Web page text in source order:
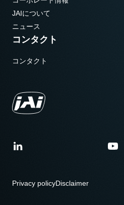
JAIについて
ニュース
コンタクト
コンタクト
Privacy policyDisclaimer